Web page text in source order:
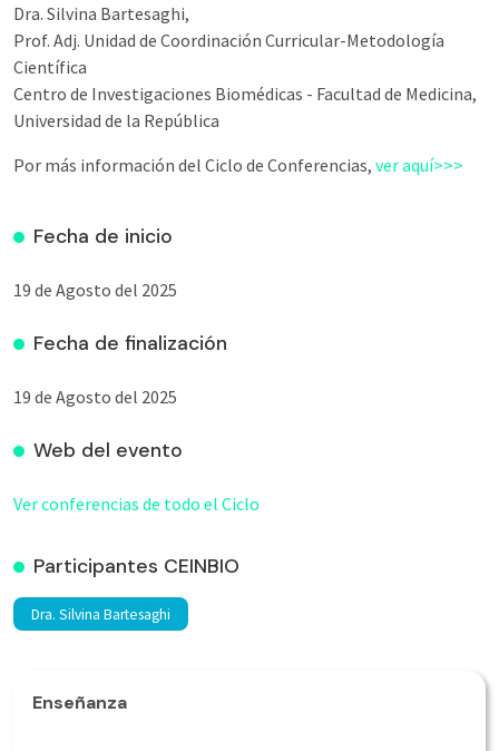
Dra. Silvina Bartesaghi,
Prof. Adj. Unidad de Coordinación Curricular-Metodología
Científica
Centro de Investigaciones Biomédicas - Facultad de Medicina,
Universidad de la República
Por más información del Ciclo de Conferencias, ver aquí>>>
Fecha de inicio
19 de Agosto del 2025
Fecha de finalización
19 de Agosto del 2025
Web del evento
Ver conferencias de todo el Ciclo
Participantes CEINBIO
Dra. Silvina Bartesaghi
Enseñanza